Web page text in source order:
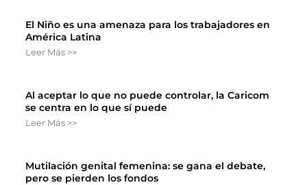
El Niño es una amenaza para los trabajadores en
América Latina
Leer Más >>
Al aceptar lo que no puede controlar, la Caricom
se centra en lo que sí puede
Leer Más >>
Mutilación genital femenina: se gana el debate,
pero se pierden los fondos